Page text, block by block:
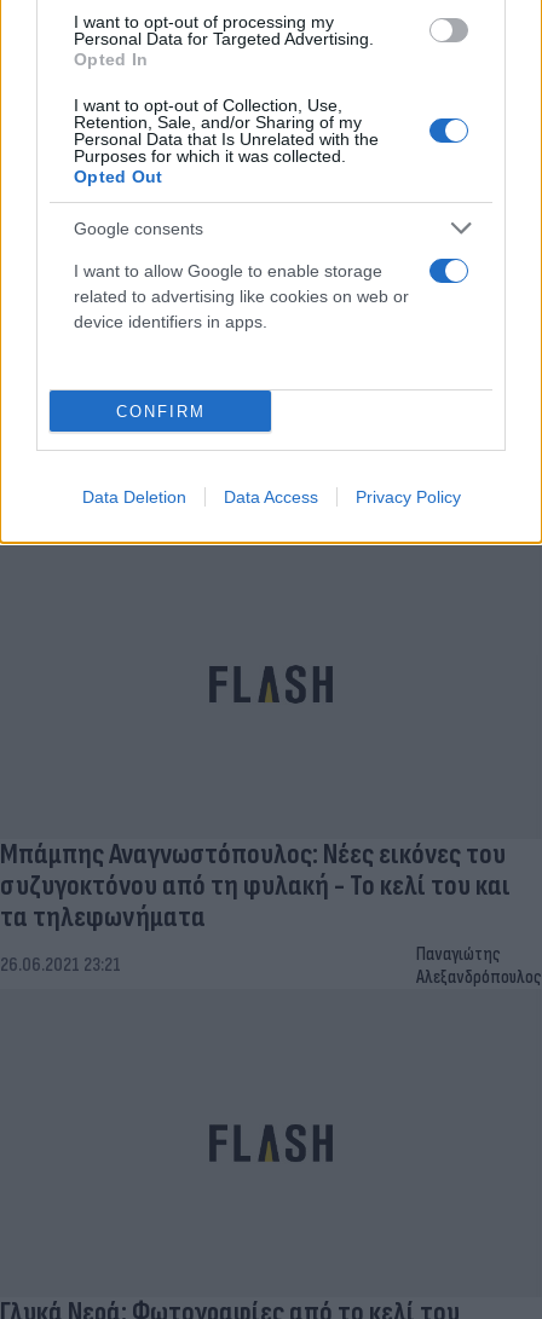
I want to opt-out of processing my
Personal Data for Targeted Advertising.
Opted In
I want to opt-out of Collection, Use,
Retention, Sale, and/or Sharing of my
Personal Data that Is Unrelated with the
Purposes for which it was collected.
Opted Out
Google consents
I want to allow Google to enable storage
related to advertising like cookies on web or
device identifiers in apps.
CONFIRM
Data Deletion Data Access Privacy Policy
Γλυκά Νερά: Απαντήσεις μέσα από την φυλακή θα
δώσει ο 33χρονος συζυγοκτόνος [vid]
01.07.2021 18:50
Γιώργος
Μπάμπης Αναγνωστόπουλος: Νέες εικόνες του
συζυγοκτόνου από τη φυλακή - Το κελί του και
τα τηλεφωνήματα
26.06.2021 23:21
Παναγιώτης
Αλεξανδρόπουλος